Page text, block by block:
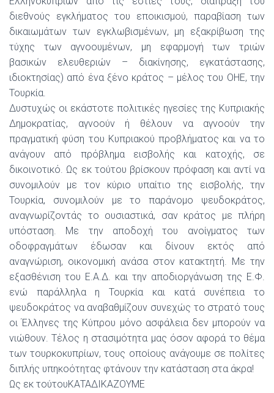
διεθνούς εγκλήματος του εποικισμού, παραβίαση των
δικαιωμάτων των εγκλωβισμένων, μη εξακρίβωση της
τύχης των αγνοουμένων, μη εφαρμογή των τριών
βασικών ελευθεριών – διακίνησης, εγκατάστασης,
ιδιοκτησίας) από ένα ξένο κράτος – μέλος του ΟΗΕ, την
Τουρκία.
Δυστυχώς οι εκάστοτε πολιτικές ηγεσίες της Κυπριακής
Δημοκρατίας, αγνοούν ή θέλουν να αγνοούν την
πραγματική φύση του Κυπριακού προβλήματος και να το
ανάγουν από πρόβλημα εισβολής και κατοχής, σε
δικοινοτικό. Ως εκ τούτου βρίσκουν πρόφαση και αντί να
συνομιλούν με τον κύριο υπαίτιο της εισβολής, την
Τουρκία, συνομιλούν με το παράνομο ψευδοκράτος,
αναγνωρίζοντάς το ουσιαστικά, σαν κράτος με πλήρη
υπόσταση. Με την αποδοχή του ανοίγματος των
οδοφραγμάτων έδωσαν και δίνουν εκτός από
αναγνώριση, οικονομική ανάσα στον κατακτητή. Με την
εξασθένιση του Ε.Α.Δ. και την αποδιοργάνωση της Ε.Φ.
ενώ παράλληλα η Τουρκία και κατά συνέπεια το
ψευδοκράτος να αναβαθμίζουν συνεχώς το στρατό τους
οι Έλληνες της Κύπρου μόνο ασφάλεια δεν μπορούν να
νιώθουν. Τέλος η στασιμότητα μας όσον αφορά το θέμα
των τουρκοκυπρίων, τους οποίους ανάγουμε σε πολίτες
διπλής υπηκοότητας φτάνουν την κατάσταση στα άκρα!
Ως εκ τούτουΚΑΤΑΔΙΚΑΖΟΥΜΕ